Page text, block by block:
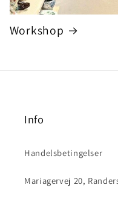
Workshop
Info
Handelsbetingelser
Mariagervej 20,